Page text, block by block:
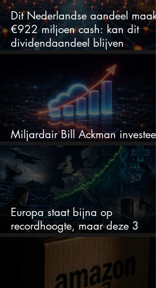
Dit Nederlandse aandeel maakt
€922 miljoen cash: kan dit
dividendaandeel blijven
verhogen?
Miljardair Bill Ackman investeert
miljarden in dit techaandeel
Europa staat bijna op
recordhoogte, maar deze 3
sectoren vallen nu op